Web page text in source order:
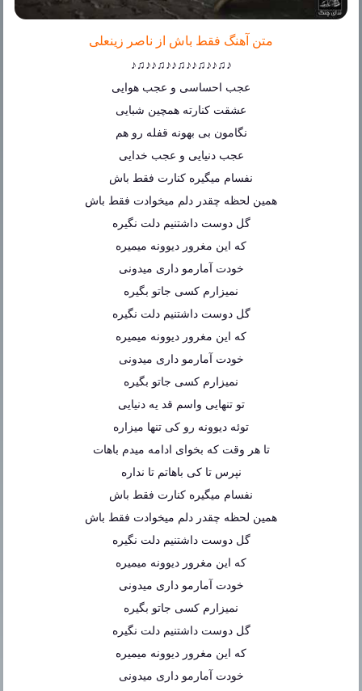
متن آهنگ فقط باش از ناصر زینعلی
♪♫♪♪♫♪♪♫♪♪♫♪♪♫♪
عجب احساسی و عجب هوایی
عشقت کنارته همچین شبایی
نگامون بی بهونه قفله رو هم
عجب دنیایی و عجب خدایی
نفسام میگیره کنارت فقط باش
همین لحظه چقدر دلم میخوادت فقط باش
گل دوست داشتنیم دلت نگیره
که این مغرور دیوونه میمیره
خودت آمارمو داری میدونی
نمیزارم کسی جاتو بگیره
گل دوست داشتنیم دلت نگیره
که این مغرور دیوونه میمیره
خودت آمارمو داری میدونی
نمیزارم کسی جاتو بگیره
تو تنهایی واسم قد یه دنیایی
توئه دیوونه رو کی تنها میزاره
تا هر وقت که بخوای ادامه میدم باهات
نپرس تا کی باهاتم تا نداره
نفسام میگیره کنارت فقط باش
همین لحظه چقدر دلم میخوادت فقط باش
گل دوست داشتنیم دلت نگیره
که این مغرور دیوونه میمیره
خودت آمارمو داری میدونی
نمیزارم کسی جاتو بگیره
گل دوست داشتنیم دلت نگیره
که این مغرور دیوونه میمیره
خودت آمارمو داری میدونی